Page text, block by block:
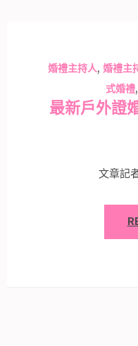
婚禮主持人, 婚禮主
式婚禮,
最新戶外證
文章記